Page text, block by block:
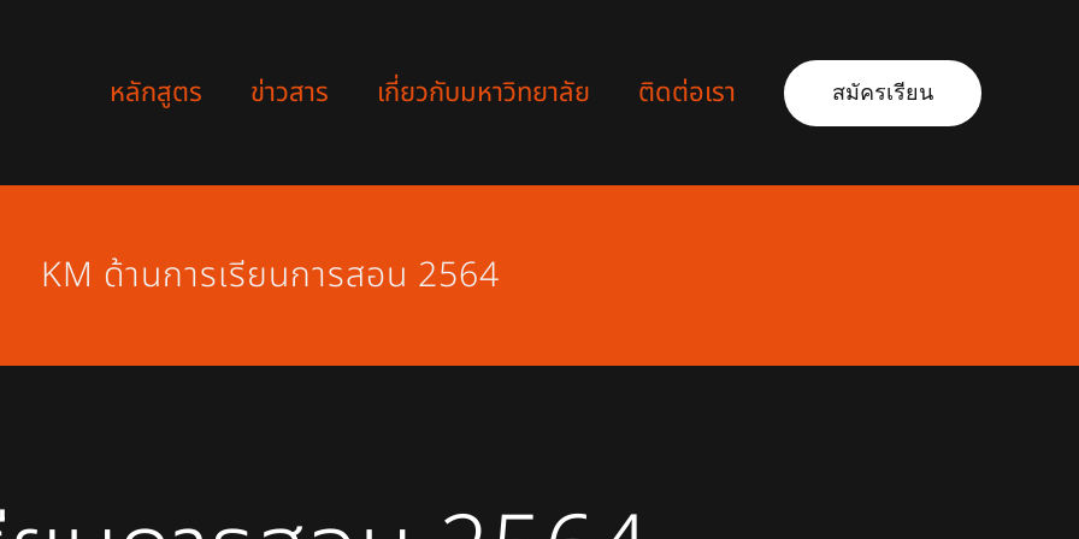
หลักสูตร ข่าวสาร เกี่ยวกับมหาวิทยาลัย ติดต่อเรา สมัครเรียน
KM ด้านการเรียนการสอน 2564